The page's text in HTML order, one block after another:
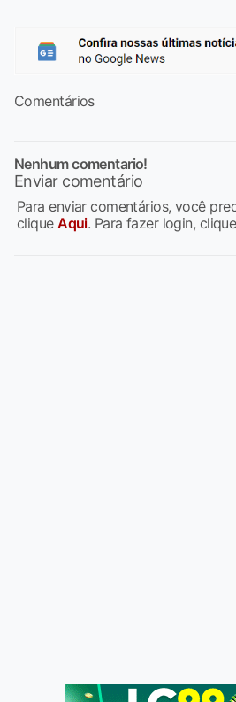
Comentários
Nenhum comentario!
Enviar comentário
Para enviar comentários, você
cliqueAqui. Para fazer login, clique